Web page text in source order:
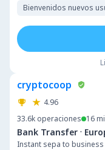
Bienvenidos nuevos
cryptocoop
4.96
33.6k operaciones 16
Bank Transfer ·
Instant sepa to